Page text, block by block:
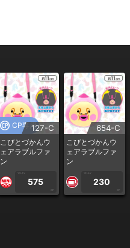
CP専用127-C
こびとづかんウ
ェアラブルファ
ン
1PLAY
575
CP
654-C
こびとづかんウ
ェアラブルファ
ン
1PLAY
230
CP